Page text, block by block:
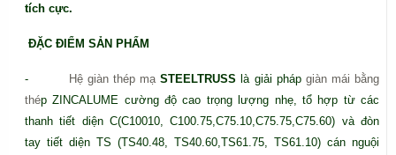
tích cực.
ĐẶC ĐIỂM SẢN PHẨM
- Hệ giàn thép mạ STEELTRUSS là giải pháp giàn mái bằng
thép ZINCALUME cường độ cao trọng lượng nhẹ, tổ hợp từ các
thanh tiết diện C(C10010, C100.75,C75.10,C75.75,C75.60) và đòn
tay tiết diện TS (TS40.48, TS40.60,TS61.75, TS61.10) cán nguội